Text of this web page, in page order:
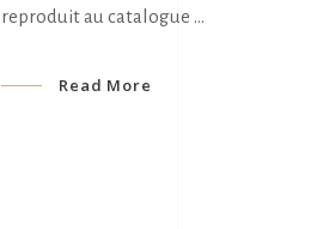
reproduit au catalogue
Read More